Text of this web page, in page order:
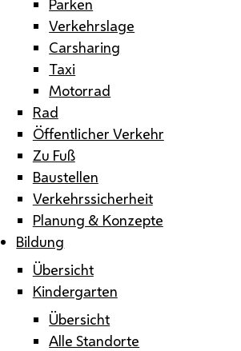
Verkehrslage
Carsharing
Taxi
Motorrad
Rad
Öffentlicher Verkehr
Zu Fuß
Baustellen
Verkehrssicherheit
Planung & Konzepte
Bildung
Übersicht
Kindergarten
Übersicht
Alle Standorte